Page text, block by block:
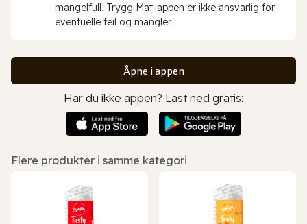
mangelfull. Trygg Mat-appen er ikke ansvarlig for
eventuelle feil og mangler.
Åpne i appen
Har du ikke appen? Last ned gratis:
Flere produkter i samme kategori